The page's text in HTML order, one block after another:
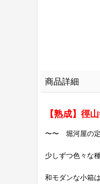
商品詳細
【熟成】徑
〜〜 堀河屋の
少しずつ色々な
和モダンな小箱